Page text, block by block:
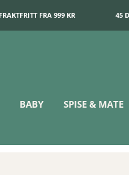
FRAKTFRITT FRA 999 KR 45
BABY SPISE & MATE